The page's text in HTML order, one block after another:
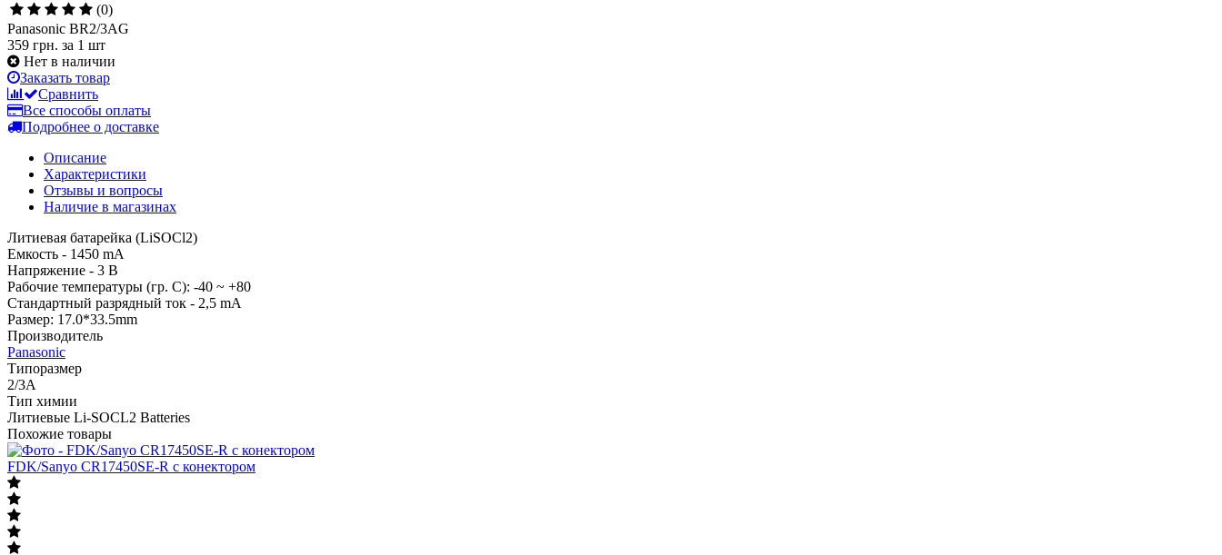
(0)
Panasonic BR2/3AG
359 грн. за 1 шт
Нет в наличии
Заказать товар
Сравнить
Все способы оплаты
Подробнее о доставке
Описание
Характеристики
Отзывы и вопросы
Наличие в магазинах
Литиевая батарейка (LiSOCl2)
Емкость - 1450 mA
Напряжение - 3 В
Рабочие температуры (гр. С): -40 ~ +80
Стандартный разрядный ток - 2,5 mA
Размер: 17.0*33.5mm
Производитель
Panasonic
Типоразмер
2/3A
Тип химии
Литиевые Li-SOCL2 Batteries
Похожие товары
FDK/Sanyo CR17450SE-R с конектором